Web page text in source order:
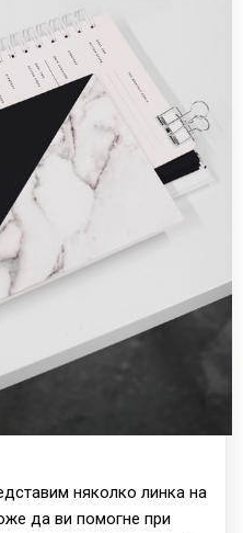
няколко линка на
да ви помогне при